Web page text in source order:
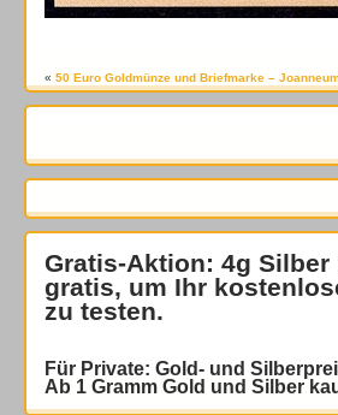
« 50 Euro Goldmünze und Briefmarke –
Gratis-Aktion: 4g
gratis, um Ihr
zu testen.
Für Private: Gold- und
Ab 1 Gramm Gold und Silber